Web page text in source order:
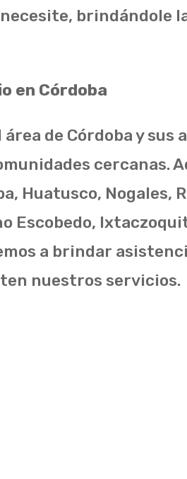
necesite, brindándole
en Córdoba
de Córdoba y
cercanas.
Huatusco, Nogales,
Escobedo,
a brindar
nuestros servicios.